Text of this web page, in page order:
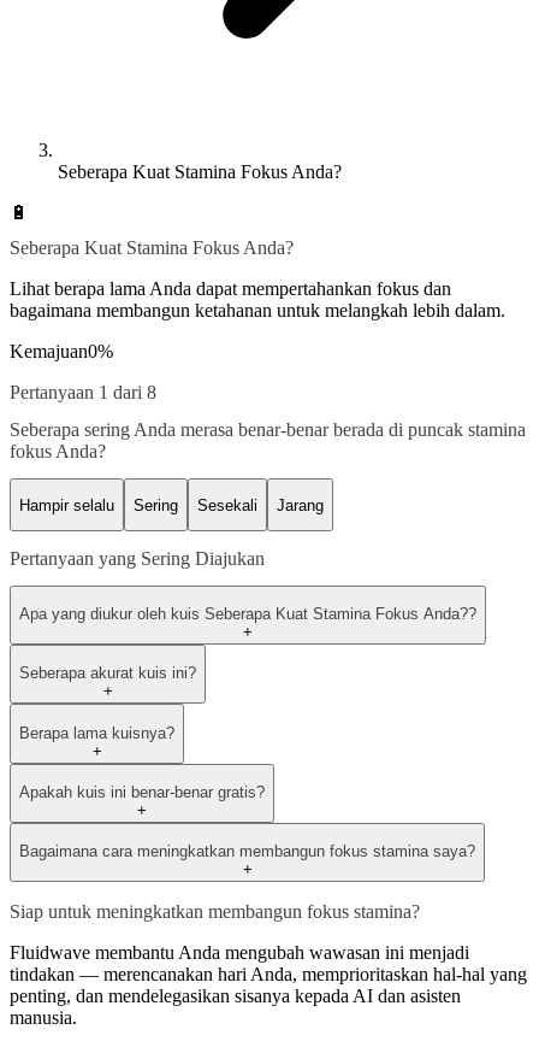
Seberapa Kuat Stamina Fokus Anda?
🔋
Seberapa Kuat Stamina Fokus Anda?
Lihat berapa lama Anda dapat mempertahankan fokus dan
bagaimana membangun ketahanan untuk melangkah lebih dalam.
Kemajuan0%
Pertanyaan 1 dari 8
Seberapa sering Anda merasa benar-benar berada di puncak stamina
fokus Anda?
Hampir selalu Sering Sesekali Jarang
Pertanyaan yang Sering Diajukan
Apa yang diukur oleh kuis Seberapa Kuat Stamina Fokus Anda??
+
Seberapa akurat kuis ini?
+
Berapa lama kuisnya?
+
Apakah kuis ini benar-benar gratis?
+
Bagaimana cara meningkatkan membangun fokus stamina saya?
+
Siap untuk meningkatkan membangun fokus stamina?
Fluidwave membantu Anda mengubah wawasan ini menjadi
tindakan — merencanakan hari Anda, memprioritaskan hal-hal yang
penting, dan mendelegasikan sisanya kepada AI dan asisten
manusia.